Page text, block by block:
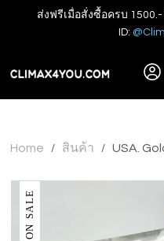
ส่งฟรีเมื่อสั่งซื้อครบ
ID:
Home / สินค้า / USA.
ON SALE